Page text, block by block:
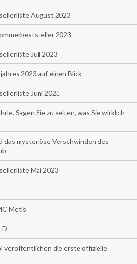
August 2023
2023
Juli 2023
2023 auf einen Blick
Juni 2023
Sagen Sie zu selten, was Sie wirklich
das mysteriöse Verschwinden des
Mai 2023
Metis
veröffentlichen die erste offizielle